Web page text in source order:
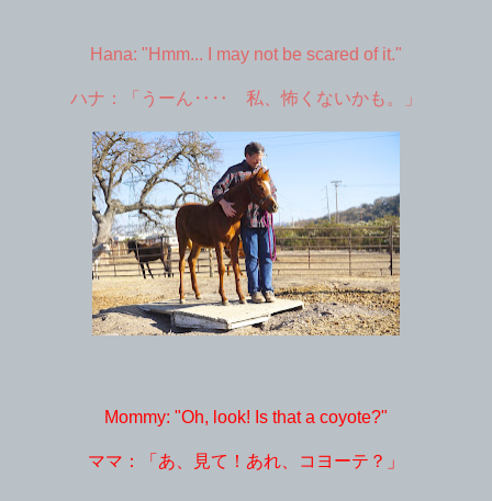
Hana: "Hmm... I may not be scared of it."
ハナ：「うーん‥‥ 私、怖くないかも。」
Mommy: "Oh, look! Is that a coyote?"
ママ：「あ、見て！あれ、コヨーテ？」